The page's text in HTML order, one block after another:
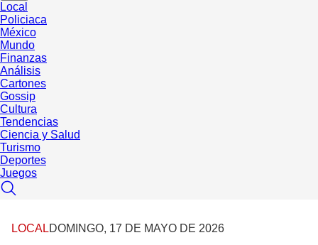
Local
Policiaca
México
Mundo
Finanzas
Análisis
Cartones
Gossip
Cultura
Tendencias
Ciencia y Salud
Turismo
Deportes
Juegos
LOCALDOMINGO, 17 DE MAYO DE 2026